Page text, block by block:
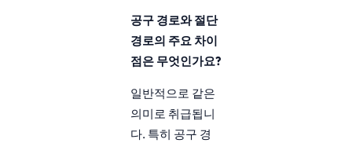
공구 경로와 절단
경로의 주요 차이
점은 무엇인가요?
일반적으로 같은
의미로 취급됩니
다. 특히 공구 경